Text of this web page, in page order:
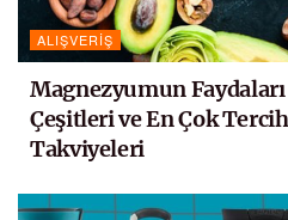
ALIŞVERIŞ
Magnezyumun
Çeşitleri ve En Çok
Takviyeleri